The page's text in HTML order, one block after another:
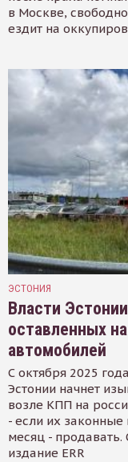
в Москве,
ездит на
ЭСТОНИЯ
Власти
оставленных
автомобилей
С октября 2025
Эстонии начнет
возле КПП на
- если их законные
месяц - продавать.
издание ERR